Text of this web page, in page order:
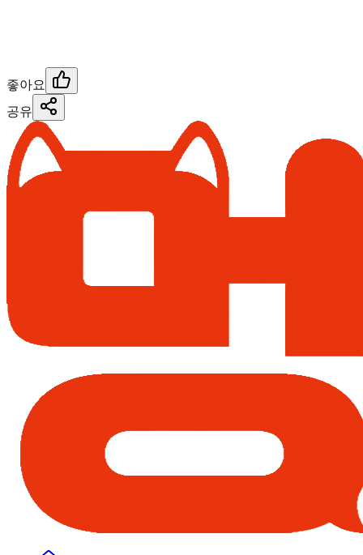
좋아요
공유